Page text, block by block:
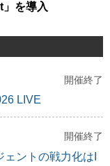
を導入
開催終了
LIVE
開催終了
ェントの戦力化はI